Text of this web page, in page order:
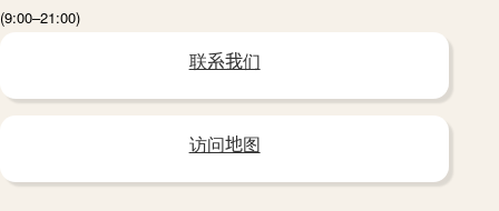
(9:00–21:00)
联系我们
访问地图